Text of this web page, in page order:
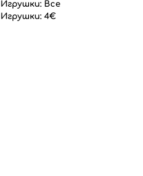
Игрушки: Все
Игрушки: 4€